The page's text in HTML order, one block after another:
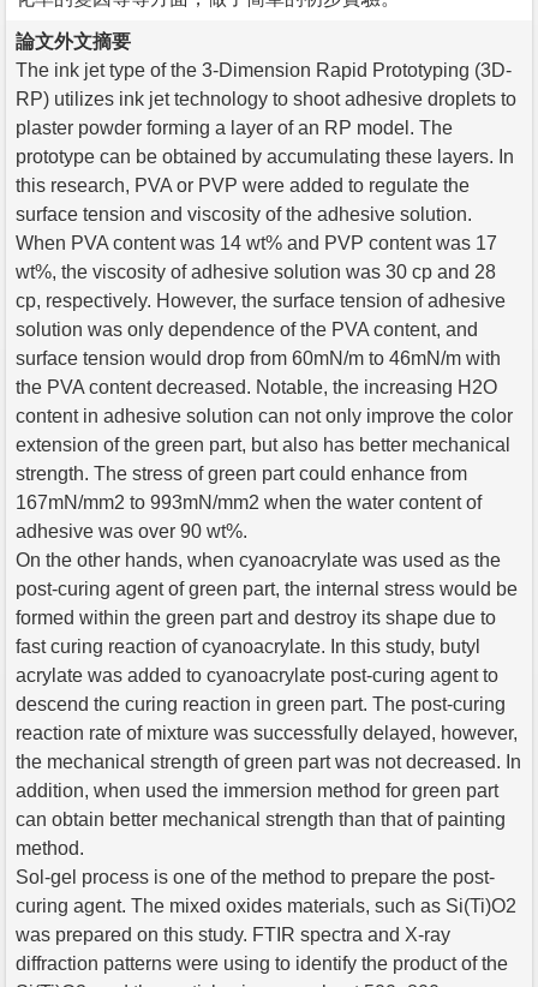
論文外文摘要
The ink jet type of the 3-Dimension Rapid Prototyping (3D-
RP) utilizes ink jet technology to shoot adhesive droplets to
plaster powder forming a layer of an RP model. The
prototype can be obtained by accumulating these layers. In
this research, PVA or PVP were added to regulate the
surface tension and viscosity of the adhesive solution.
When PVA content was 14 wt% and PVP content was 17
wt%, the viscosity of adhesive solution was 30 cp and 28
cp, respectively. However, the surface tension of adhesive
solution was only dependence of the PVA content, and
surface tension would drop from 60mN/m to 46mN/m with
the PVA content decreased. Notable, the increasing H2O
content in adhesive solution can not only improve the color
extension of the green part, but also has better mechanical
strength. The stress of green part could enhance from
167mN/mm2 to 993mN/mm2 when the water content of
adhesive was over 90 wt%.
On the other hands, when cyanoacrylate was used as the
post-curing agent of green part, the internal stress would be
formed within the green part and destroy its shape due to
fast curing reaction of cyanoacrylate. In this study, butyl
acrylate was added to cyanoacrylate post-curing agent to
descend the curing reaction in green part. The post-curing
reaction rate of mixture was successfully delayed, however,
the mechanical strength of green part was not decreased. In
addition, when used the immersion method for green part
can obtain better mechanical strength than that of painting
method.
Sol-gel process is one of the method to prepare the post-
curing agent. The mixed oxides materials, such as Si(Ti)O2
was prepared on this study. FTIR spectra and X-ray
diffraction patterns were using to identify the product of the